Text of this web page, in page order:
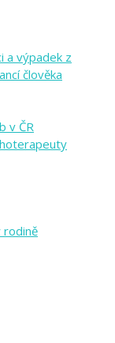
a výpadek z
člověka
v ČR
rodině